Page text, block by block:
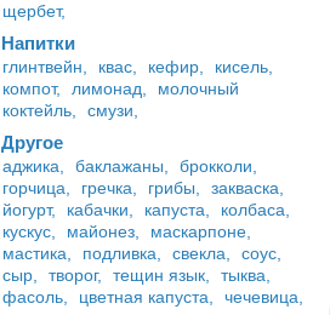
щербет,
Напитки
глинтвейн, квас, кефир,
кисель,
компот,
лимонад,
молочный
коктейль,
смузи,
Другое
аджика, баклажаны,
брокколи,
горчица,
гречка, грибы,
закваска,
йогурт,
кабачки, капуста,
колбаса,
кускус,
майонез,
маскарпоне,
мастика,
подливка, свекла,
соус,
сыр,
творог, тещин язык,
тыква,
фасоль,
цветная капуста, чечевица,